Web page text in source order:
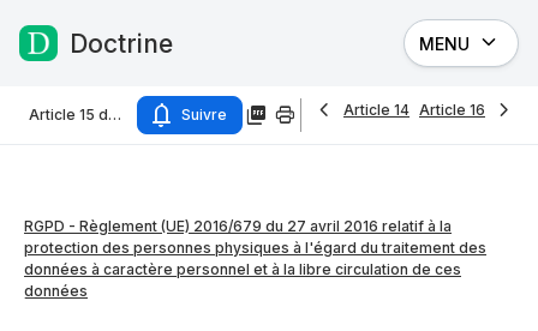
Passer au contenu
Doctrine MENU
Article 15 du RGPD - Règlement (UE) 2016/679 du 27 avril 2016 relatif à la protection des personnes physiques à l'égard du traitement des données à caractère personnel et à la libre circulation de ces données Suivre Article 14 Article 16
RGPD - Règlement (UE) 2016/679 du 27 avril 2016 relatif à la
protection des personnes physiques à l'égard du traitement des
données à caractère personnel et à la libre circulation de ces
données